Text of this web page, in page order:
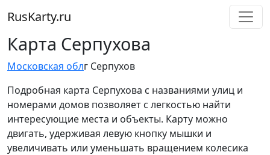
RusKarty.ru
Карта Серпухова
Московская облг Серпухов
Подробная карта Серпухова с названиями улиц и
номерами домов позволяет с легкостью найти
интересующие места и объекты. Карту можно
двигать, удерживая левую кнопку мышки и
увеличивать или уменьшать вращением колесика